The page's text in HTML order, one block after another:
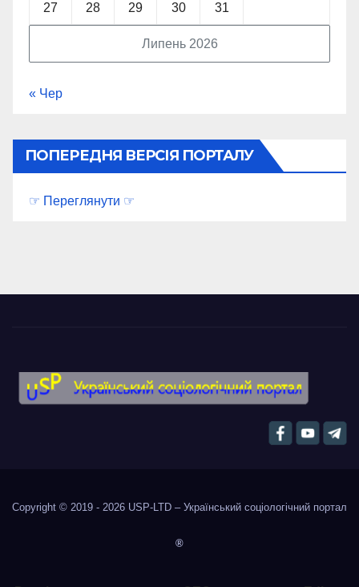
Липень 2026
27 28 29 30 31
« Чер
ПОПЕРЕДНЯ ВЕРСІЯ ПОРТАЛУ
☞ Переглянути ☞
Copyright © 2019 - 2026 USP-LTD – Український соціологічний портал
®